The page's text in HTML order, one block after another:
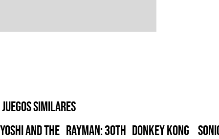
Juegos similares
Yoshi and the Rayman: 30th Donkey Kong